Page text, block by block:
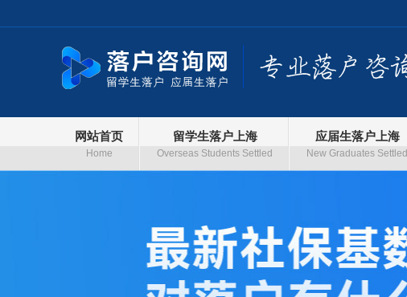
网站首页
Home
留学生落户上海
Overseas Students Settled
应届生落户上海
New Graduates Settled